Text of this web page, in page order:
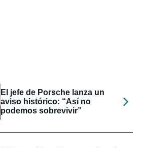
El jefe de Porsche lanza un
aviso histórico: “Así no
podemos sobrevivir”